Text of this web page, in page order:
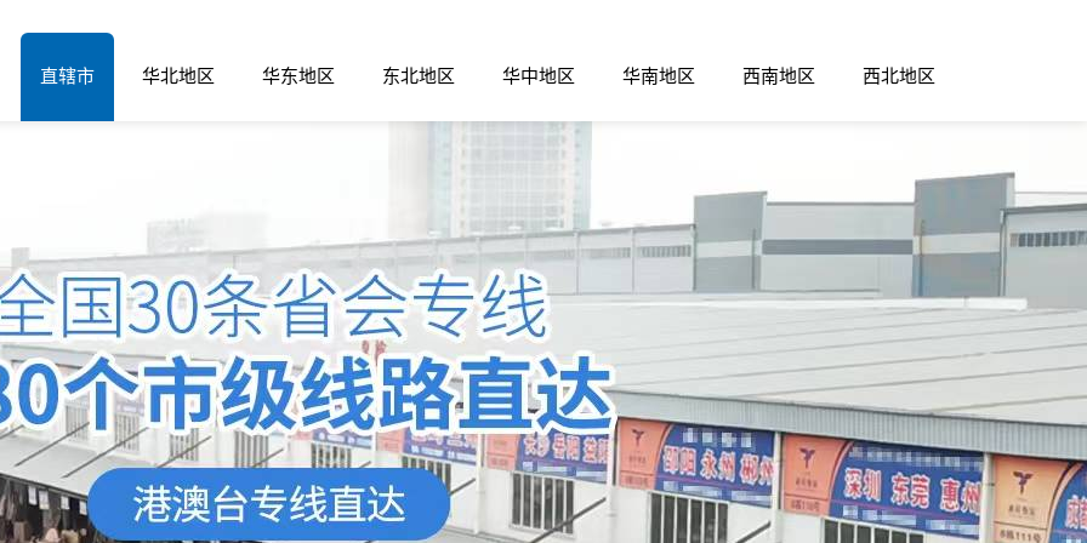
直辖市 华北地区 华东地区 东北地区 华中地区 华南地区 西南地区 西北地区